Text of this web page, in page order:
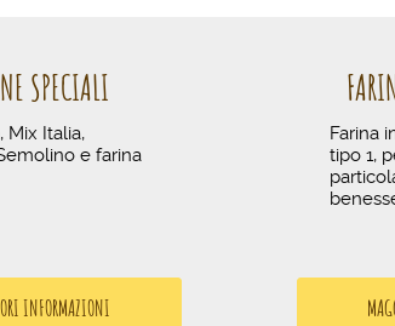
SPECIALI
Mix Italia,
e farina
INFORMAZIONI
Farina
tipo 1,